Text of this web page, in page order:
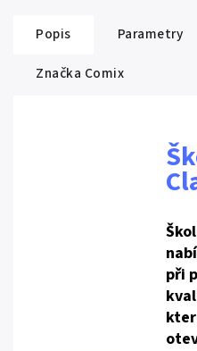
Popis Parametry
Značka Comix
při